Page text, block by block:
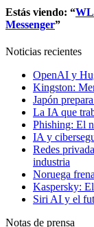
Estás viendo: “
Messenger”
Noticias recientes
OpenAI y
Kingston:
Japón
La IA que
Phishing: El
IA y
Redes
industria
Noruega
Kaspersky:
Siri AI y el
Notas de prensa